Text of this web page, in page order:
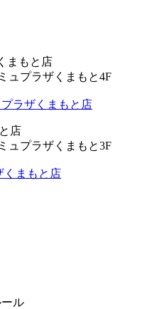
まもと店
ュプラザくまもと4F
店
ュプラザくまもと3F
ル